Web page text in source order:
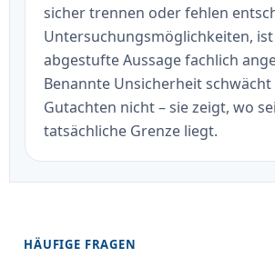
sicher trennen oder fehlen
Untersuchungsmöglichkeiten,
abgestufte Aussage fachlich
Benannte Unsicherheit schwächt
Gutachten nicht – sie zeigt, wo
tatsächliche Grenze liegt.
HÄUFIGE FRAGEN